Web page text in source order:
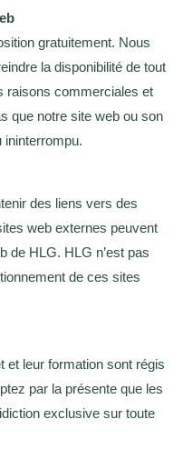
gratuitement. Nous
la disponibilité de tout
raisons commerciales et
que notre site web ou son
ininterrompu.
des liens vers des
web externes peuvent
de HLG. HLG n’est pas
de ces sites
et leur formation sont régis
par la présente que les
exclusive sur toute